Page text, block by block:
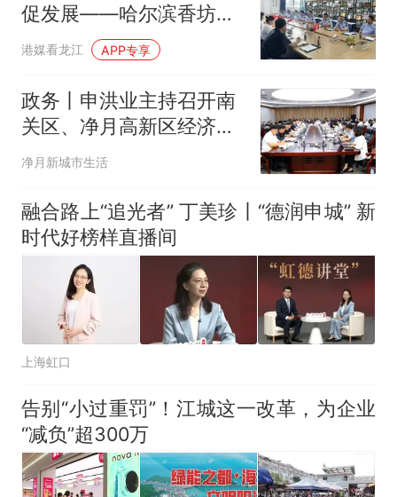
促发展——哈尔滨香坊区
市场监管局深入企业开展
全链条合规助企服务
港媒看龙江 APP专享
政务丨申洪业主持召开南
关区、净月高新区经济运
行专题调度会
净月新城市生活
融合路上“追光者” 丁美珍丨“德润申城” 新
时代好榜样直播间
上海虹口
告别“小过重罚”！江城这一改革，为企业
“减负”超300万